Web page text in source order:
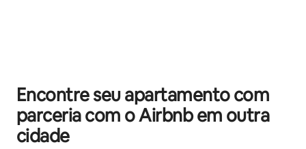
Encontre seu apartamento com
parceria com o Airbnb em outra
cidade